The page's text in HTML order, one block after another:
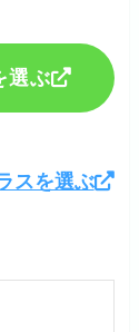
選ぶ
スを選ぶ